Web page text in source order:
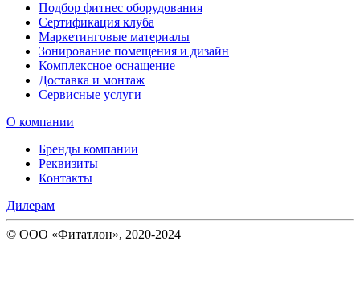
Подбор фитнес оборудования
Сертификация клуба
Маркетинговые материалы
Зонирование помещения и дизайн
Комплексное оснащение
Доставка и монтаж
Сервисные услуги
О компании
Бренды компании
Реквизиты
Контакты
Дилерам
© ООО «Фитатлон», 2020-2024